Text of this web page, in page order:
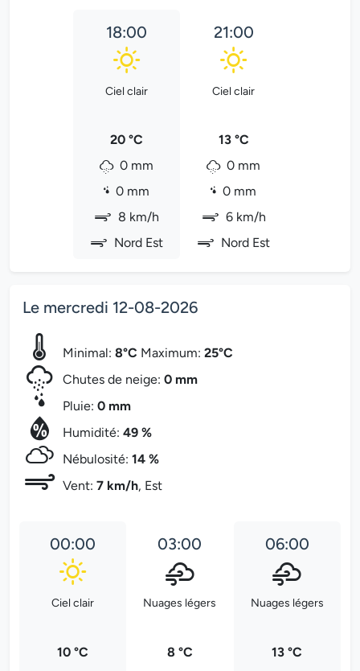
18:00
Ciel clair
20 °C
0 mm
0 mm
8 km/h
Nord Est
21:00
Ciel clair
13 °C
0 mm
0 mm
6 km/h
Nord Est
Le mercredi 12-08-2026
Minimal: 8°C Maximum: 25°C
Chutes de neige: 0 mm
Pluie: 0 mm
Humidité: 49 %
Nébulosité: 14 %
Vent: 7 km/h, Est
00:00
Ciel clair
10 °C
03:00
Nuages légers
8 °C
06:00
Nuages légers
13 °C